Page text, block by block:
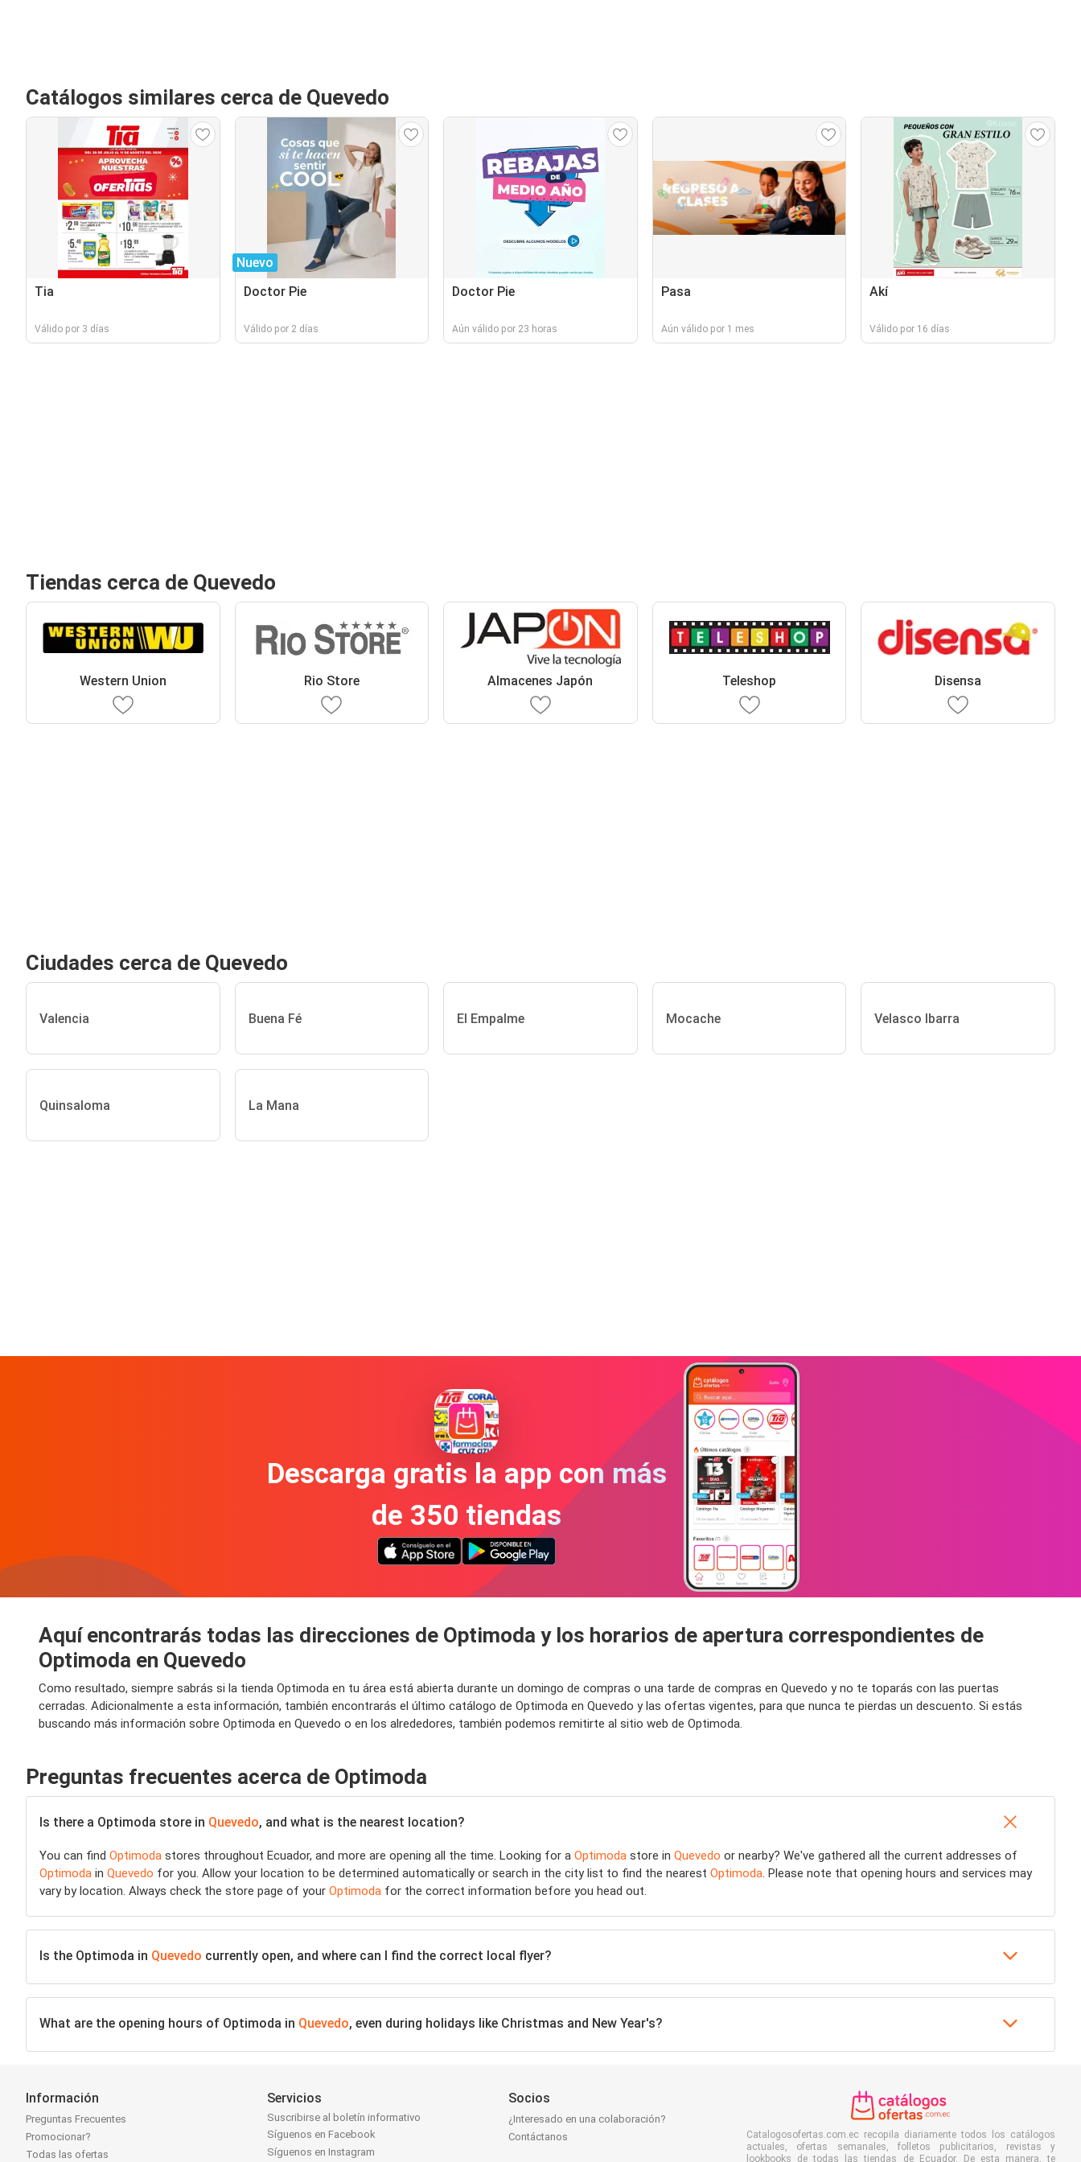
Catálogos similares cerca de Quevedo
Tia
Válido por 3 días
Nuevo
Doctor Pie
Válido por 2 días
Doctor Pie
Aún válido por 23 horas
Pasa
Aún válido por 1 mes
Akí
Válido por 16 días
Tiendas cerca de Quevedo
Western Union Rio Store Almacenes Japón Teleshop Disensa
Ciudades cerca de Quevedo
Valencia Buena Fé El Empalme Mocache Velasco Ibarra
Quinsaloma La Mana
Descarga gratis la app con más
de 350 tiendas
Aquí encontrarás todas las direcciones de Optimoda y los horarios de apertura correspondientes de
Optimoda en Quevedo
Como resultado, siempre sabrás si la tienda Optimoda en tu área está abierta durante un domingo de compras o una tarde de compras en Quevedo y no te toparás con las puertas
cerradas. Adicionalmente a esta información, también encontrarás el último catálogo de Optimoda en Quevedo y las ofertas vigentes, para que nunca te pierdas un descuento. Si estás
buscando más información sobre Optimoda en Quevedo o en los alrededores, también podemos remitirte al sitio web de Optimoda.
Preguntas frecuentes acerca de Optimoda
Is there a Optimoda store in Quevedo, and what is the nearest location?
You can find Optimoda stores throughout Ecuador, and more are opening all the time. Looking for a Optimoda store in Quevedo or nearby? We've gathered all the current addresses of
Optimoda in Quevedo for you. Allow your location to be determined automatically or search in the city list to find the nearest Optimoda. Please note that opening hours and services may
vary by location. Always check the store page of your Optimoda for the correct information before you head out.
Is the Optimoda in Quevedo currently open, and where can I find the correct local flyer?
What are the opening hours of Optimoda in Quevedo, even during holidays like Christmas and New Year's?
Información
Preguntas Frecuentes
Promocionar?
Todas las ofertas
Servicios
Suscribirse al boletín informativo
Síguenos en Facebook
Síguenos en Instagram
Socios
¿Interesado en una colaboración?
Contáctanos
Catalogosofertas.com.ec recopila diariamente todos los catálogos
actuales, ofertas semanales, folletos publicitarios, revistas y
lookbooks de todas las tiendas de Ecuador. De esta manera, te